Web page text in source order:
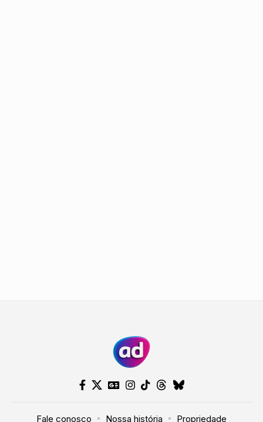
Fale conosco Nossa história Propriedade